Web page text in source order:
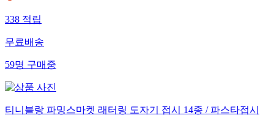
338적립
무료배송
59명구매중
티니블랑 파밍스마켓 래터링 도자기 접시 14종 / 파스타접시